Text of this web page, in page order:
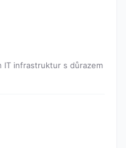
IT infrastruktur s důrazem